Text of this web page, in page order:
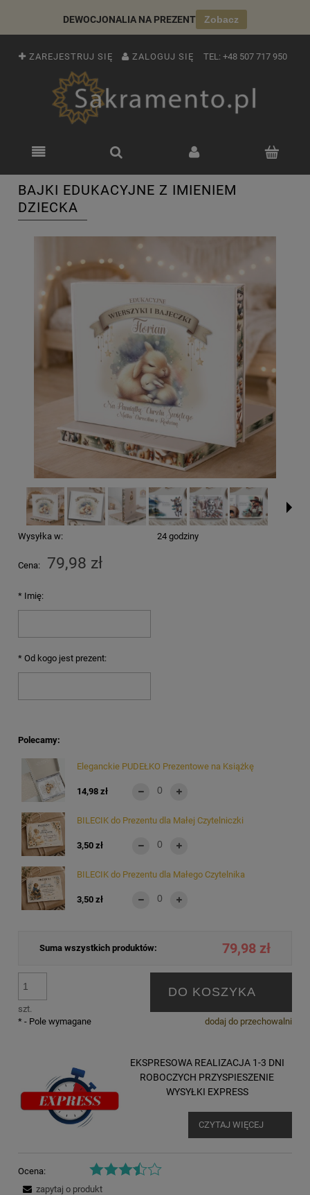
DEWOCJONALIA NA PREZENT Zobacz
ZAREJESTRUJ SIĘ ZALOGUJ SIĘ TEL: +48 507 717 950
BAJKI EDUKACYJNE Z IMIENIEM
DZIECKA
Wysyłka w: 24 godziny
Cena: 79,98 zł
* Imię:
* Od kogo jest prezent:
Polecamy:
Eleganckie PUDEŁKO Prezentowe na Książkę
14,98 zł
BILECIK do Prezentu dla Małej Czytelniczki
3,50 zł
BILECIK do Prezentu dla Małego Czytelnika
3,50 zł
Suma wszystkich produktów: 79,98 zł
szt.
DO KOSZYKA
dodaj do przechowalni
* - Pole wymagane
EKSPRESOWA REALIZACJA 1-3 DNI
ROBOCZYCH PRZYSPIESZENIE
WYSYŁKI EXPRESS
CZYTAJ WIĘCEJ
Ocena:
zapytaj o produkt